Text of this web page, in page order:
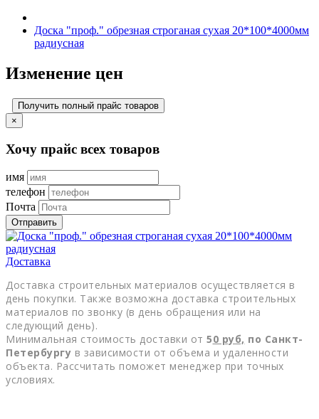
Доска "проф." обрезная строганая сухая 20*100*4000мм
радиусная
Изменение цен
Получить полный прайс товаров
×
Хочу прайс всех товаров
имя
телефон
Почта
Отправить
Доставка
Доставка строительных материалов осуществляется в
день покупки. Также возможна доставка строительных
материалов по звонку (в день обращения или на
следующий день).
Минимальная стоимость доставки от 50 руб, по Санкт-
Петербургу в зависимости от объема и удаленности
объекта. Рассчитать поможет менеджер при точных
условиях.